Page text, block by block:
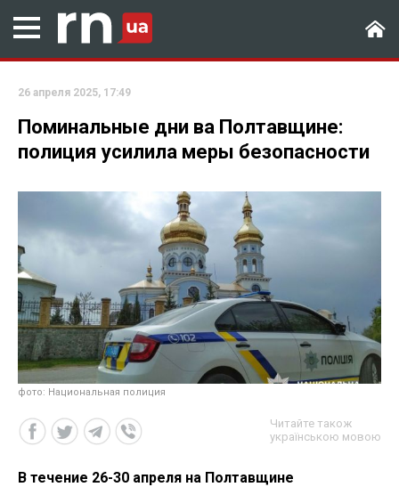
26 апреля 2025, 17:49
Поминальные дни ва Полтавщине:
полиция усилила меры безопасности
фото: Национальная полиция
Читайте також
українською мовою
В течение 26-30 апреля на Полтавщине